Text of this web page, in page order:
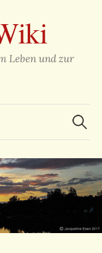
Leben und zur
Suchen
nach: